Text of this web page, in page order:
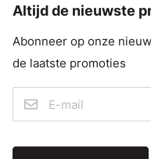
Altijd de nieuwste
Abonneer op onze
de laatste promoties